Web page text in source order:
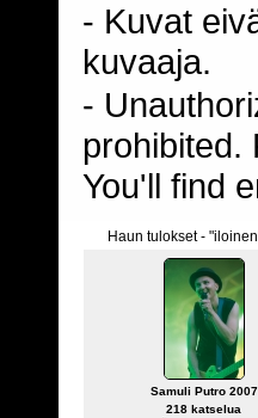
- Kuvat
kuvaaja.
-
prohibited.
You'll find
Haun tulokset -
Samuli Putro 2007
218 katselua